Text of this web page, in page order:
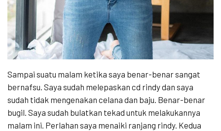
Sampai suatu malam ketika saya benar-benar sangat
bernafsu. Saya sudah melepaskan cd rindy dan saya
sudah tidak mengenakan celana dan baju. Benar-benar
bugil. Saya sudah bulatkan tekad untuk melakukannya
malam ini. Perlahan saya menaiki ranjang rindy. Kedua